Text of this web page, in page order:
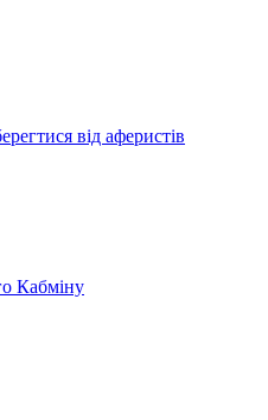
від аферистів
Кабміну